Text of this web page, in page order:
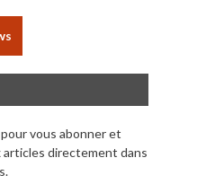
vous abonner et
articles directement dans